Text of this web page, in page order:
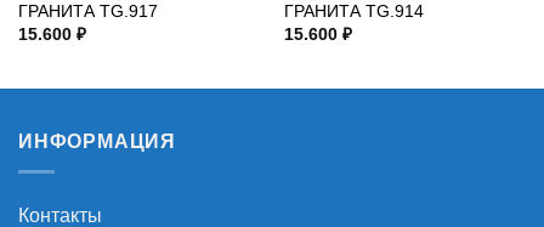
ГРАНИТА TG.917
15.600 ₽
ГРАНИТА TG.914
15.600 ₽
ИНФОРМАЦИЯ
Контакты